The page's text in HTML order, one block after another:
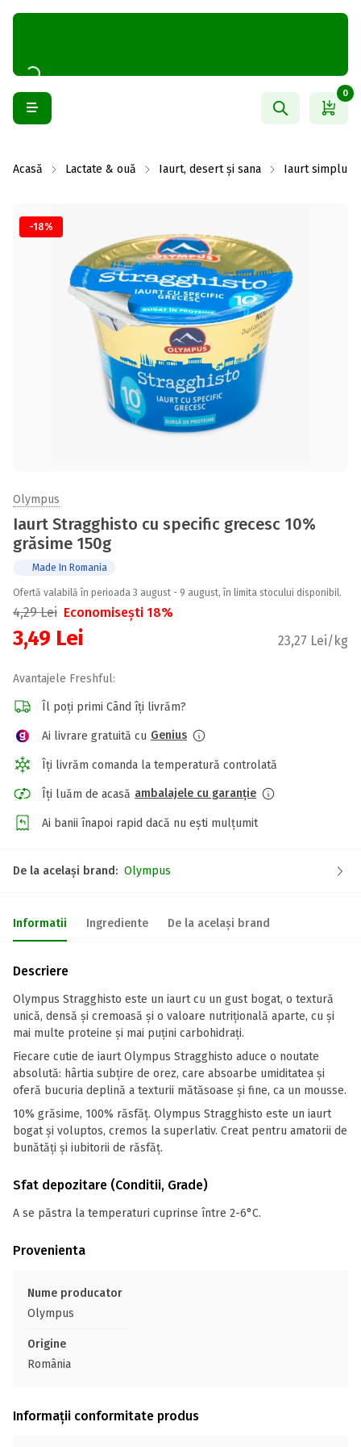
0
Acasă Lactate & ouă Iaurt, desert și sana Iaurt simplu
-18%
Olympus
Iaurt Stragghisto cu specific grecesc 10%
grăsime 150g
Made In Romania
Ofertă valabilă în perioada 3 august - 9 august, în limita stocului disponibil.
4,29Lei Economisești 18%
3,49 Lei 23,27 Lei/kg
Avantajele Freshful:
Îl poți primi Când îți livrăm?
Ai livrare gratuită cu Genius
Îți livrăm comanda la temperatură controlată
Îți luăm de acasă ambalajele cu garanție
Ai banii înapoi rapid dacă nu ești mulțumit
De la același brand: Olympus
Informatii Ingrediente De la același brand
Descriere
Olympus Stragghisto este un iaurt cu un gust bogat, o textură
unică, densă și cremoasă și o valoare nutrițională aparte, cu și
mai multe proteine și mai puțini carbohidrați.
Fiecare cutie de iaurt Olympus Stragghisto aduce o noutate
absolută: hârtia subțire de orez, care absoarbe umiditatea și
oferă bucuria deplină a texturii mătăsoase și fine, ca un mousse.
10% grăsime, 100% răsfăț. Olympus Stragghisto este un iaurt
bogat și voluptos, cremos la superlativ. Creat pentru amatorii de
bunătăți și iubitorii de răsfăț.
Sfat depozitare (Conditii, Grade)
A se păstra la temperaturi cuprinse între 2-6°C.
Provenienta
Nume producator
Olympus
Origine
România
Informații conformitate produs